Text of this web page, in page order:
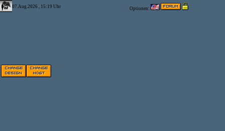
07.Aug.2026 , 15:19 Uhr Optionen: